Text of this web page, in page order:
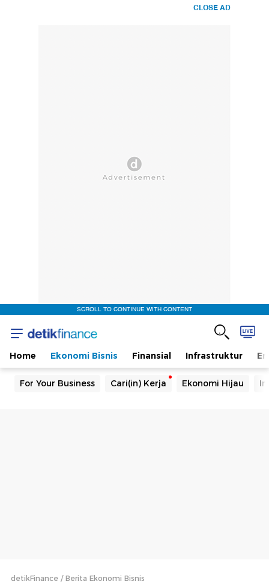
CLOSE AD
SCROLL TO CONTINUE WITH CONTENT
Home Ekonomi Bisnis Finansial Infrastruktur
For Your Business Cari(in) Kerja Ekonomi Hijau
detikFinance Berita Ekonomi Bisnis